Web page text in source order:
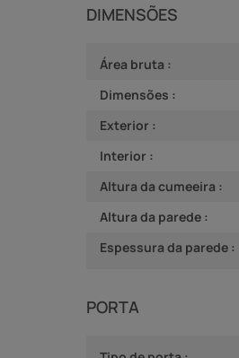
DIMENSÕES
Área bruta :
Dimensões :
Exterior :
Interior :
Altura da cumeeira :
Altura da parede :
Espessura da parede :
PORTA